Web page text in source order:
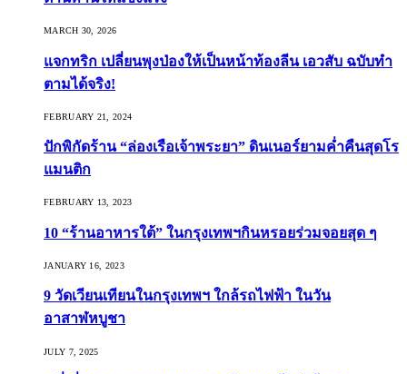
MARCH 30, 2026
แจกทริก เปลี่ยนพุงป่องให้เป็นหน้าท้องลีน เอวสับ ฉบับทำ
ตามได้จริง!
FEBRUARY 21, 2024
ปักพิกัดร้าน “ล่องเรือเจ้าพระยา” ดินเนอร์ยามค่ำคืนสุดโร
แมนติก
FEBRUARY 13, 2023
10 “ร้านอาหารใต้” ในกรุงเทพฯกินหรอยร่วมจอยสุด ๆ
JANUARY 16, 2023
9 วัดเวียนเทียนในกรุงเทพฯ ใกล้รถไฟฟ้า ในวัน
อาสาฬหบูชา
JULY 7, 2025